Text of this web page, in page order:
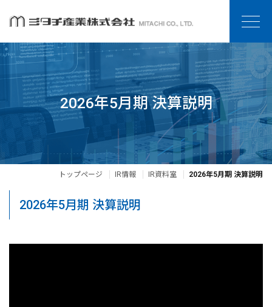
2026年5月期 決算説明
トップページ IR情報 IR資料室 2026年5月期 決算説明
2026年5月期 決算説明